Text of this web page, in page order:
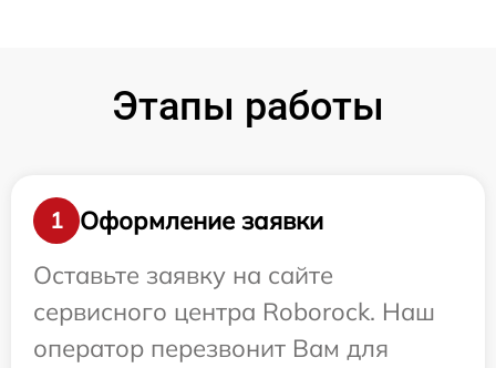
Этапы работы
1
Оформление заявки
Оставьте заявку на сайте
сервисного центра Roborock. Наш
оператор перезвонит Вам для